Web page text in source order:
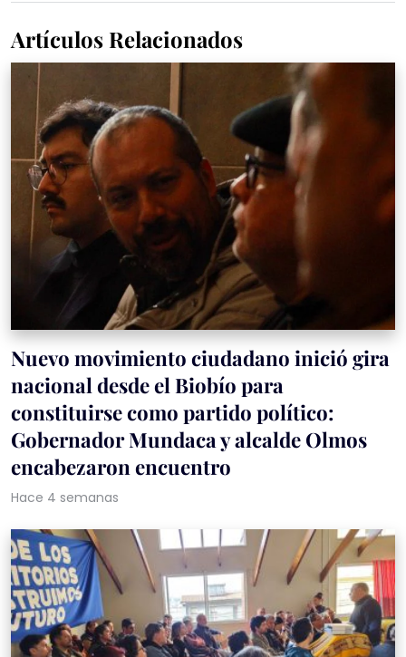
Artículos Relacionados
Nuevo movimiento ciudadano inició gira
nacional desde el Biobío para
constituirse como partido político:
Gobernador Mundaca y alcalde Olmos
encabezaron encuentro
Hace 4 semanas